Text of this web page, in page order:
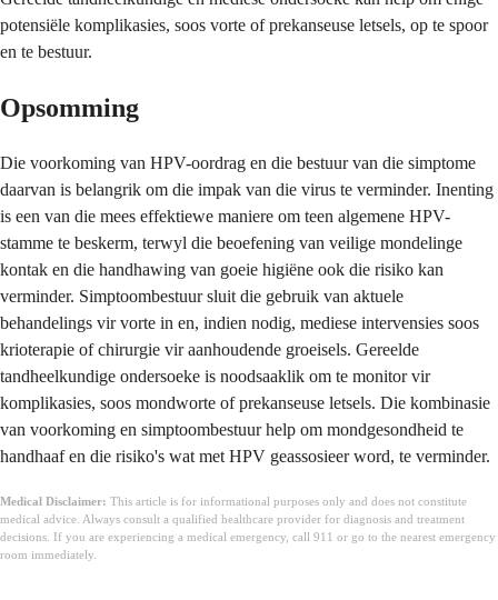
potensiële komplikasies, soos vorte of prekanseuse letsels, op te spoor
en te bestuur.
Opsomming
Die voorkoming van HPV-oordrag en die bestuur van die simptome
daarvan is belangrik om die impak van die virus te verminder. Inenting
is een van die mees effektiewe maniere om teen algemene HPV-
stamme te beskerm, terwyl die beoefening van veilige mondelinge
kontak en die handhawing van goeie higiëne ook die risiko kan
verminder. Simptoombestuur sluit die gebruik van aktuele
behandelings vir vorte in en, indien nodig, mediese intervensies soos
krioterapie of chirurgie vir aanhoudende groeisels. Gereelde
tandheelkundige ondersoeke is noodsaaklik om te monitor vir
komplikasies, soos mondworte of prekanseuse letsels. Die kombinasie
van voorkoming en simptoombestuur help om mondgesondheid te
handhaaf en die risiko's wat met HPV geassosieer word, te verminder.
Medical Disclaimer: This article is for informational purposes only and does not constitute
medical advice. Always consult a qualified healthcare provider for diagnosis and treatment
decisions. If you are experiencing a medical emergency, call 911 or go to the nearest emergency
room immediately.